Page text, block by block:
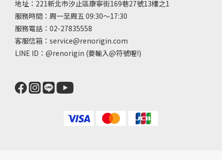
地址：221新北市汐止區康寧街169巷27號13樓之1
服務時間：周一至周五 09:30～17:30
服務電話：02-27835558
客服信箱：service@renorigin.com
LINE ID： @renorigin (要輸入@符號喔!)